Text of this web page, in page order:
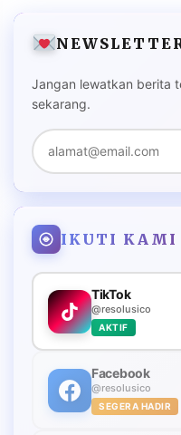
Jangan lewatkan berita
sekarang.
IKUTI KAMI
TikTok
@resolusico
AKTIF
Facebook
@resolusico
SEGERA HADIR